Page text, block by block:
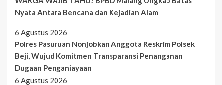
Nyata Antara Bencana dan Kejadian Alam
6 Agustus 2026
Polres Pasuruan Nonjobkan Anggota Reskrim Polsek
Beji, Wujud Komitmen Transparansi Penanganan
Dugaan Penganiayaan
6 Agustus 2026